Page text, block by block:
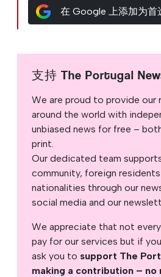
在 Google 上添加为首
支持 The Portugal
We are proud to provide our
around the world with
unbiased news for free –
print.
Our dedicated team
community, foreign
nationalities through our
social media and our
We appreciate that not
pay for our services but if
ask you to support The
making a contribution – no